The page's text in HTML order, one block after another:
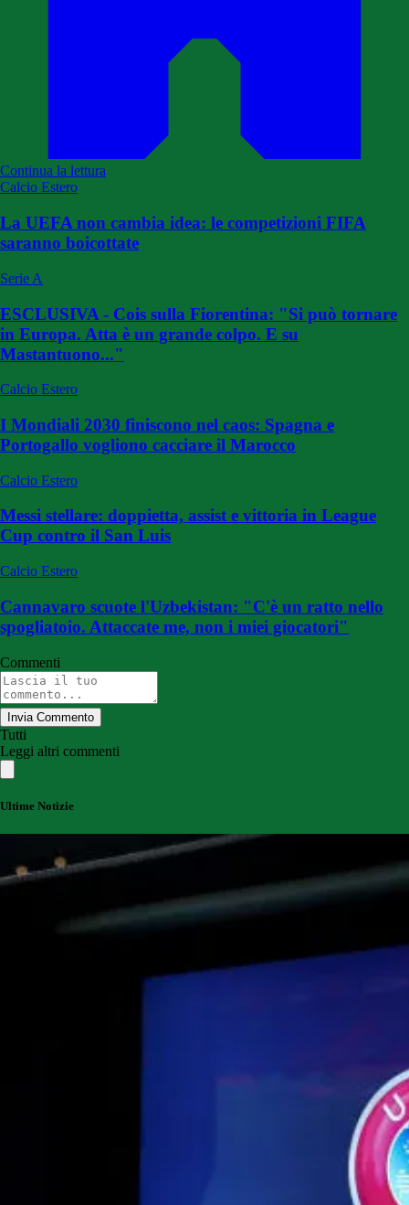
Continua la lettura
Calcio Estero
La UEFA non cambia idea: le competizioni FIFA
saranno boicottate
Serie A
ESCLUSIVA - Cois sulla Fiorentina: "Si può tornare
in Europa. Atta è un grande colpo. E su
Mastantuono..."
Calcio Estero
I Mondiali 2030 finiscono nel caos: Spagna e
Portogallo vogliono cacciare il Marocco
Calcio Estero
Messi stellare: doppietta, assist e vittoria in League
Cup contro il San Luis
Calcio Estero
Cannavaro scuote l'Uzbekistan: "C'è un ratto nello
spogliatoio. Attaccate me, non i miei giocatori"
Commenti
Invia Commento
Tutti
Leggi altri commenti
Ultime Notizie